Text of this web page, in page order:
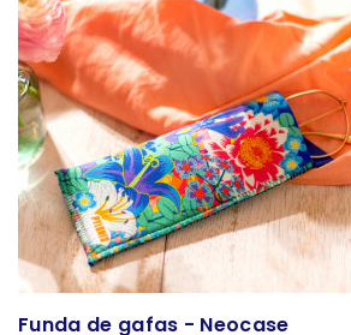
Funda de gafas - Neocase